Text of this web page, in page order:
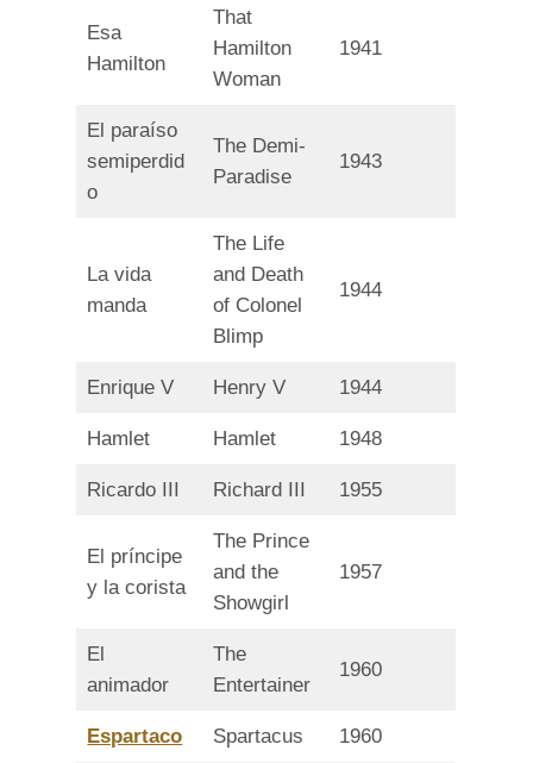
Esa
Hamilton
That
Hamilton
Woman
1941
El paraíso
semiperdid
o
The Demi-
Paradise
1943
La vida
manda
The Life
and Death
of Colonel
Blimp
1944
Enrique V Henry V 1944
Hamlet Hamlet 1948
Ricardo III Richard III 1955
El príncipe
y la corista
The Prince
and the
Showgirl
1957
El
animador
The
Entertainer
1960
Espartaco Spartacus 1960